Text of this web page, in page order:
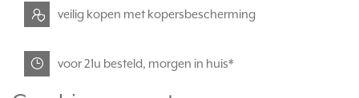
veilig kopen met kopersbescherming
voor 21u besteld, morgen in huis*